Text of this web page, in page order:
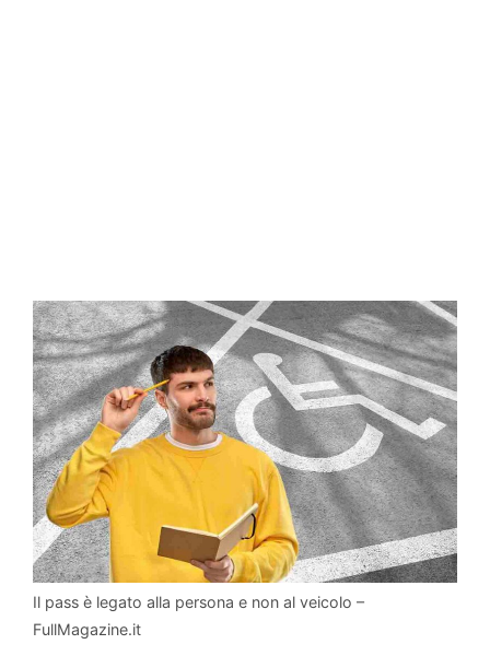
Il pass è legato alla persona e non al veicolo –
FullMagazine.it